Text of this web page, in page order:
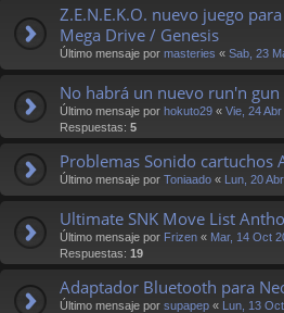
Z.E.N.E.K.O. nuevo juego
Mega Drive / Genesis
Último mensaje por masteries « Sab, 23
No habrá un nuevo run'n gun
Último mensaje por hokuto29 « Vie, 24
Respuestas: 5
Problemas Sonido cartuchos
Último mensaje por Toniaado « Lun, 20
Ultimate SNK Move List
Último mensaje por Frizen « Mar, 14 Oct
Respuestas: 19
Adaptador Bluetooth para
Último mensaje por supapep « Lun, 13